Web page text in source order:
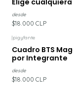
desde
$18.000 CLP
|pigyfante
Cuadro BTS
por Integrante
desde
$18.000 CLP